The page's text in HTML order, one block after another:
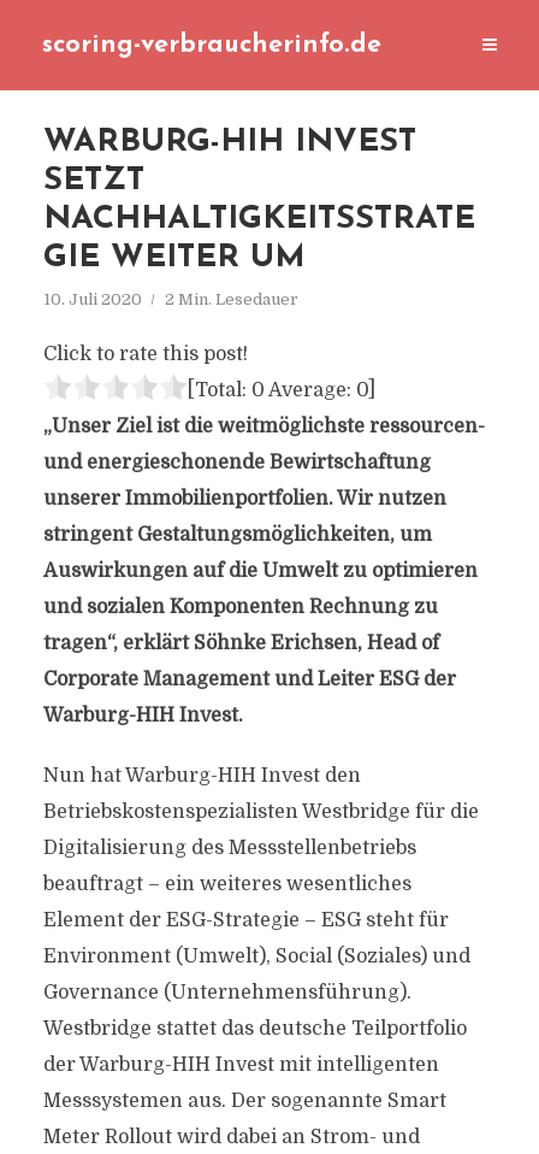
scoring-verbraucherinfo.de
WARBURG-HIH INVEST
SETZT
NACHHALTIGKEITSSTRATE
GIE WEITER UM
10. Juli 2020 2 Min. Lesedauer
Click to rate this post!
[Total: 0 Average: 0]
„Unser Ziel ist die weitmöglichste ressourcen-
und energieschonende Bewirtschaftung
unserer Immobilienportfolien. Wir nutzen
stringent Gestaltungsmöglichkeiten, um
Auswirkungen auf die Umwelt zu optimieren
und sozialen Komponenten Rechnung zu
tragen“, erklärt Söhnke Erichsen, Head of
Corporate Management und Leiter ESG der
Warburg-HIH Invest.
Nun hat Warburg-HIH Invest den
Betriebskostenspezialisten Westbridge für die
Digitalisierung des Messstellenbetriebs
beauftragt – ein weiteres wesentliches
Element der ESG-Strategie – ESG steht für
Environment (Umwelt), Social (Soziales) und
Governance (Unternehmensführung).
Westbridge stattet das deutsche Teilportfolio
der Warburg-HIH Invest mit intelligenten
Messsystemen aus. Der sogenannte Smart
Meter Rollout wird dabei an Strom- und